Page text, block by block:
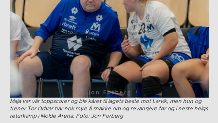
Maja var vår toppscorer og ble kåret til lagets beste mot Larvik, men hun og
trener Tor Odvar har nok mye å snakke om og revansjere før og i neste helgs
returkamp i Molde Arena. Foto: Jon Forberg